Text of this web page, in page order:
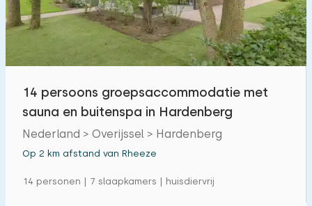
Accommodatie
Op vakantiepark
Vrijstaande woning
14 persoons groepsaccommodatie met
sauna en buitenspa in Hardenberg
Nederland > Overijssel > Hardenberg
Op 2 km afstand van Rheeze
14 personen | 7 slaapkamers | huisdiervrij